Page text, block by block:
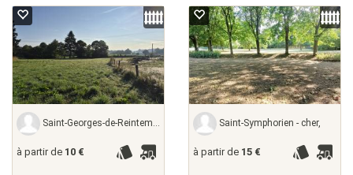
Saint-Georges-de-Reintembault - ille-et-vilaine,
à partir de 10 €
Saint-Symphorien - cher,
à partir de 15 €